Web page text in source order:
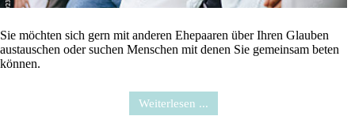
Sie möchten sich gern mit anderen Ehepaaren über Ihren Glauben
austauschen oder suchen Menschen mit denen Sie gemeinsam beten
können.
Weiterlesen ...